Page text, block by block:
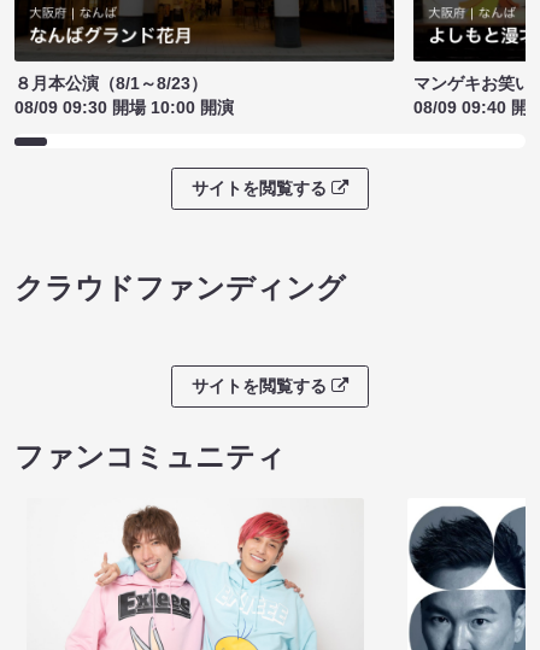
８月本公演（8/1～8/23）
08/09 09:30 開場 10:00 開演
マンゲキお笑い
08/09 09:40 開
サイトを閲覧する
クラウドファンディング
サイトを閲覧する
ファンコミュニティ